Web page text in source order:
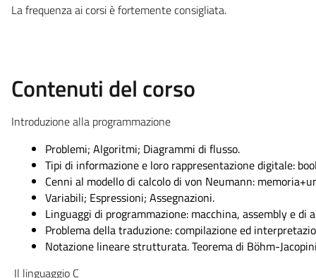
La frequenza ai corsi è fortemente consigliata.
Contenuti del corso
Introduzione alla programmazione
Problemi; Algoritmi; Diagrammi di flusso.
Tipi di informazione e loro rappresentazione digitale:
Cenni al modello di calcolo di von Neumann:
Variabili; Espressioni; Assegnazioni.
Linguaggi di programmazione: macchina, assembly e di
Problema della traduzione: compilazione ed
Notazione lineare strutturata. Teorema di Böhm-
Il linguaggio C